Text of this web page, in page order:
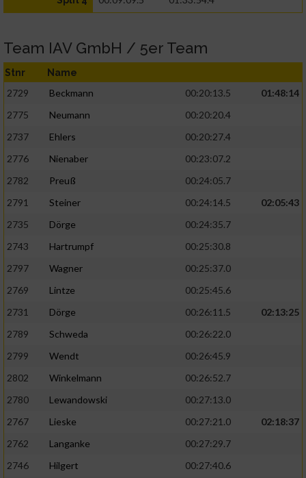
Team IAV GmbH / 5er Team
Stnr Name
2729 Beckmann 00:20:13.5
01:48:14
2775
Neumann
00:20:20.4
2737
Ehlers
00:20:27.4
2776
Nienaber
00:23:07.2
2782
Preuß
00:24:05.7
2791
Steiner 00:24:14.5
02:05:43
2735
Dörge
00:24:35.7
2743
Hartrumpf
00:25:30.8
2797
Wagner
00:25:37.0
2769
Lintze
00:25:45.6
2731
Dörge 00:26:11.5
02:13:25
2789
Schweda
00:26:22.0
2799
Wendt
00:26:45.9
2802
Winkelmann
00:26:52.7
2780
Lewandowski
00:27:13.0
2767
Lieske 00:27:21.0
02:18:37
2762
Langanke
00:27:29.7
2746
Hilgert
00:27:40.6